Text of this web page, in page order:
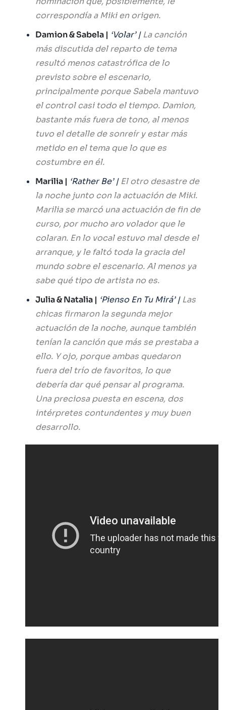
correspondía a Miki en origen.
Damion & Sabela | ‘Volar’ |La canción
más discutida del reparto de tema
resultó menos catastrófica de lo
previsto sobre el escenario,
principalmente porque Sabela mantuvo
el control casi todo el tiempo. Damion,
bastante más fuera de tono, al menos
tuvo el detalle de sonreír y estar más
metido en el tema que lo que es
costumbre en él.
Marilia | ‘Rather Be’ | El otro desastre de
la noche junto con la actuación de Miki.
Marilia se marcó una actuación de fin de
curso, por mucho aro volador que le
colaran. En lo vocal estuvo mal desde el
arranque, y le faltó toda la gracia del
mundo sobre el escenario. Al menos ya
sabe qué tipo de artista no es.
Julia & Natalia | ‘Pienso En Tu Mirá’ |Las
chicas firmaron la segunda mejor
actuación de la noche, aunque también
tenían la canción que más se prestaba a
ello. Y ojo, porque ambas quedaron
fuera del trío de favoritos, lo que
debería dar qué pensar al programa.
Una preciosa puesta en escena, dos
intérpretes contundentes y muy buen
desarrollo.